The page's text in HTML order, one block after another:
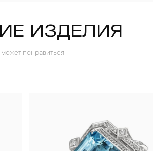
ИЗДЕЛИЯ
понравиться